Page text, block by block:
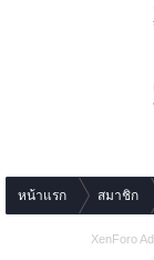
หน้าแรก สมาชิก
XenForo